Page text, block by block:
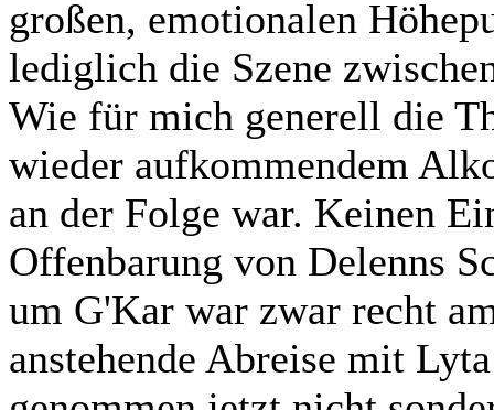
großen, emotionalen
lediglich die Szene
Wie für mich generell die
wieder aufkommendem
an der Folge war. Keinen
Offenbarung von Delenns
um G'Kar war zwar recht
anstehende Abreise mit